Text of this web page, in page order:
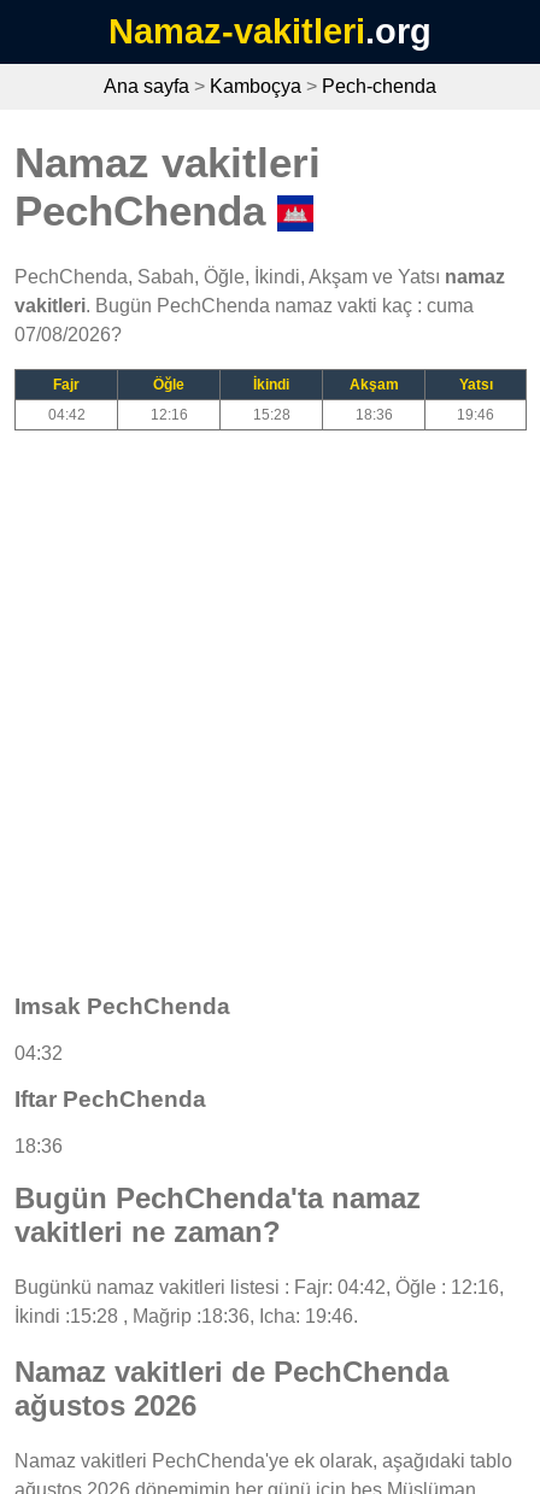
Namaz-vakitleri.org
Ana sayfa > Kamboçya > Pech-chenda
Namaz vakitleri
PechChenda
PechChenda, Sabah, Öğle, İkindi, Akşam ve Yatsı namaz
vakitleri. Bugün PechChenda namaz vakti kaç : cuma
07/08/2026?
Fajr Öğle İkindi Akşam
Yatsı
04:42
12:16 15:28 18:36 19:46
Imsak PechChenda
04:32
Iftar PechChenda
18:36
Bugün PechChenda'ta namaz
vakitleri ne zaman?
Bugünkü namaz vakitleri listesi : Fajr: 04:42, Öğle : 12:16,
İkindi :15:28 , Mağrip :18:36, Icha: 19:46.
Namaz vakitleri de PechChenda
ağustos 2026
Namaz vakitleri PechChenda'ye ek olarak, aşağıdaki tablo
ağustos 2026 dönemimin her günü için beş Müslüman